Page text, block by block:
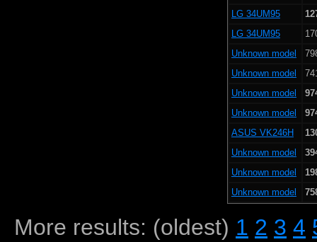
LG 34UM95
LG 34UM95
Unknown model
Unknown model
Unknown model
Unknown model
ASUS VK246H
Unknown model
Unknown model
Unknown model
More results: (oldest) 1 2 3 4